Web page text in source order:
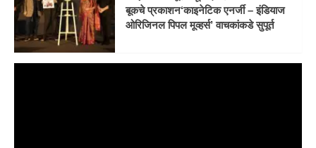
बूकचे प्रकाशन‘काइनेटिक एनर्जी – इंडियाज
ओरिजिनल पिपल मूव्हर्स’ वाचकांकडे सुपूर्त